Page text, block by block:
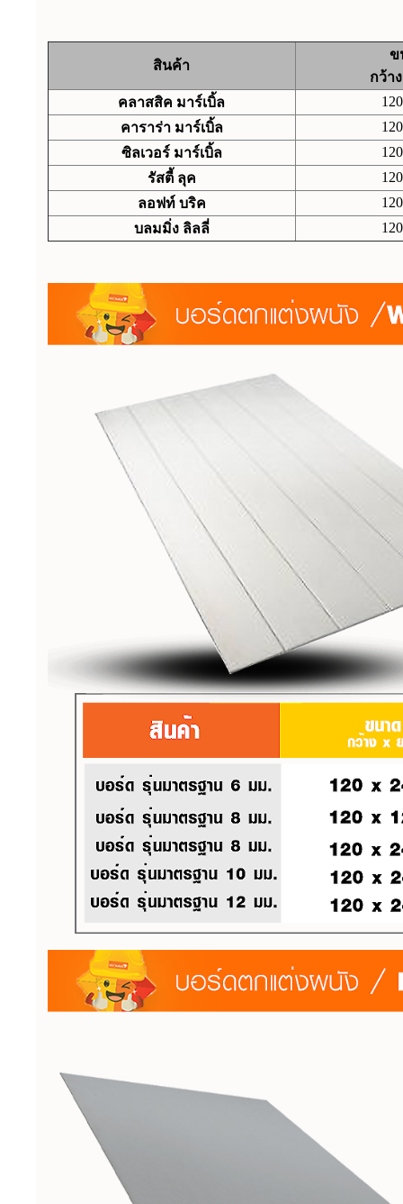
สินค้า
ข
กว้า
คลาสสิค มาร์เบิ้ล
คาราร่า มาร์เบิ้ล
ซิลเวอร์ มาร์เบิ้ล
รัสตี้ ลุค
ลอฟท์ บริค
บลมมิ่ง ลิลลี่